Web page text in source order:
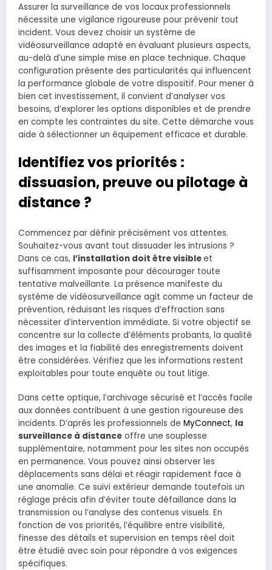
Assurer la surveillance de vos locaux professionnels
nécessite une vigilance rigoureuse pour prévenir tout
incident. Vous devez choisir un système de
vidéosurveillance adapté en évaluant plusieurs aspects,
au-delà d’une simple mise en place technique. Chaque
configuration présente des particularités qui influencent
la performance globale de votre dispositif. Pour mener à
bien cet investissement, il convient d’analyser vos
besoins, d’explorer les options disponibles et de prendre
en compte les contraintes du site. Cette démarche vous
aide à sélectionner un équipement efficace et durable.
Identifiez vos priorités :
dissuasion, preuve ou pilotage à
distance ?
Commencez par définir précisément vos attentes.
Souhaitez-vous avant tout dissuader les intrusions ?
Dans ce cas, l’installation doit être visibleet
suffisamment imposante pour décourager toute
tentative malveillante. La présence manifeste du
système de vidéosurveillance agit comme un facteur de
prévention, réduisant les risques d’effraction sans
nécessiter d’intervention immédiate. Si votre objectif se
concentre sur la collecte d’éléments probants, la qualité
des images et la fiabilité des enregistrements doivent
être considérées. Vérifiez que les informations restent
exploitables pour toute enquête ou tout litige.
Dans cette optique, l’archivage sécurisé et l’accès facile
aux données contribuent à une gestion rigoureuse des
incidents. D’après les professionnels de MyConnect, la
surveillance à distance offre une souplesse
supplémentaire, notamment pour les sites non occupés
en permanence. Vous pouvez ainsi observer les
déplacements sans délai et réagir rapidement face à
une anomalie. Ce suivi extérieur demande toutefois un
réglage précis afin d’éviter toute défaillance dans la
transmission ou l’analyse des contenus visuels. En
fonction de vos priorités, l’équilibre entre visibilité,
finesse des détails et supervision en temps réel doit
être étudié avec soin pour répondre à vos exigences
spécifiques.